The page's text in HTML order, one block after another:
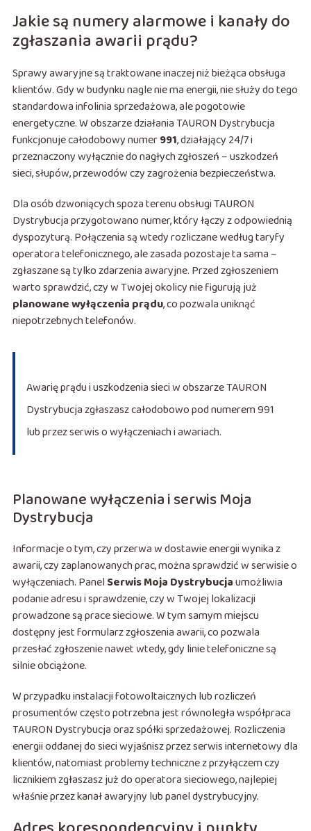
Jakie są numery alarmowe i kanały do
zgłaszania awarii prądu?
Sprawy awaryjne są traktowane inaczej niż bieżąca obsługa
klientów. Gdy w budynku nagle nie ma energii, nie służy do tego
standardowa infolinia sprzedażowa, ale pogotowie
energetyczne. W obszarze działania TAURON Dystrybucja
funkcjonuje całodobowy numer991, działający 24/7 i
przeznaczony wyłącznie do nagłych zgłoszeń – uszkodzeń
sieci, słupów, przewodów czy zagrożenia bezpieczeństwa.
Dla osób dzwoniących spoza terenu obsługi TAURON
Dystrybucja przygotowano numer, który łączy z odpowiednią
dyspozyturą. Połączenia są wtedy rozliczane według taryfy
operatora telefonicznego, ale zasada pozostaje ta sama –
zgłaszane są tylko zdarzenia awaryjne. Przed zgłoszeniem
warto sprawdzić, czy w Twojej okolicy nie figurują już
planowane wyłączenia prądu, co pozwala uniknąć
niepotrzebnych telefonów.
Awarię prądu i uszkodzenia sieci w obszarze TAURON
Dystrybucja zgłaszasz całodobowo pod numerem 991
lub przez serwis o wyłączeniach i awariach.
Planowane wyłączenia i serwis Moja
Dystrybucja
Informacje o tym, czy przerwa w dostawie energii wynika z
awarii, czy zaplanowanych prac, można sprawdzić w serwisie o
wyłączeniach. Panel Serwis Moja Dystrybucjaumożliwia
podanie adresu i sprawdzenie, czy w Twojej lokalizacji
prowadzone są prace sieciowe. W tym samym miejscu
dostępny jest formularz zgłoszenia awarii, co pozwala
przesłać zgłoszenie nawet wtedy, gdy linie telefoniczne są
silnie obciążone.
W przypadku instalacji fotowoltaicznych lub rozliczeń
prosumentów często potrzebna jest równoległa współpraca
TAURON Dystrybucja oraz spółki sprzedażowej. Rozliczenia
energii oddanej do sieci wyjaśnisz przez serwis internetowy dla
klientów, natomiast problemy techniczne z przyłączem czy
licznikiem zgłaszasz już do operatora sieciowego, najlepiej
właśnie przez kanał awaryjny lub panel dystrybucyjny.